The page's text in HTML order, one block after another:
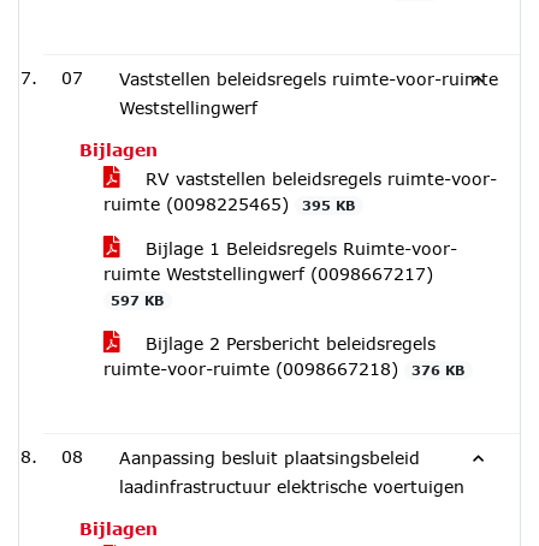
07
Vaststellen beleidsregels ruimte-voor-ruimte
Weststellingwerf
Bijlagen
RV vaststellen beleidsregels ruimte-voor-
ruimte (0098225465)
395 KB
Bijlage 1 Beleidsregels Ruimte-voor-
ruimte Weststellingwerf (0098667217)
597 KB
Bijlage 2 Persbericht beleidsregels
ruimte-voor-ruimte (0098667218)
376 KB
08
Aanpassing besluit plaatsingsbeleid
laadinfrastructuur elektrische voertuigen
Bijlagen